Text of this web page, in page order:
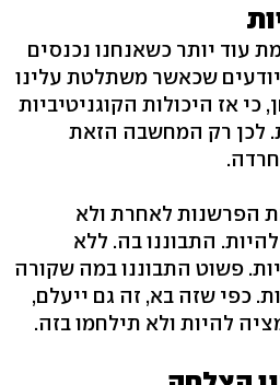
עוד יותר כשאנחנו נכנסים
שכאשר משתלטת עלינו
אז היכולות הקוגניטיביות
לכן רק המחשבה הזאת
הפרשנות לאחרת ולא
התבוננו בה. ללא
פשוט התבוננו במה שקורה
כפי שזה בא, זה גם ייעלם,
להיות ולא תילחמו בזה.